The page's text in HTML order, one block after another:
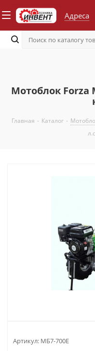
Адреса
Мотоблок Forza
Главная - Каталог -
Артикул: МБ7-700Е